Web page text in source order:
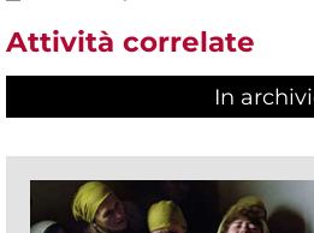
Attività correlate
In